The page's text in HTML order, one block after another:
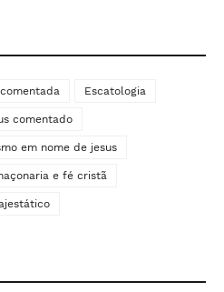
Escatologia
comentado
em nome de jesus
e fé cristã